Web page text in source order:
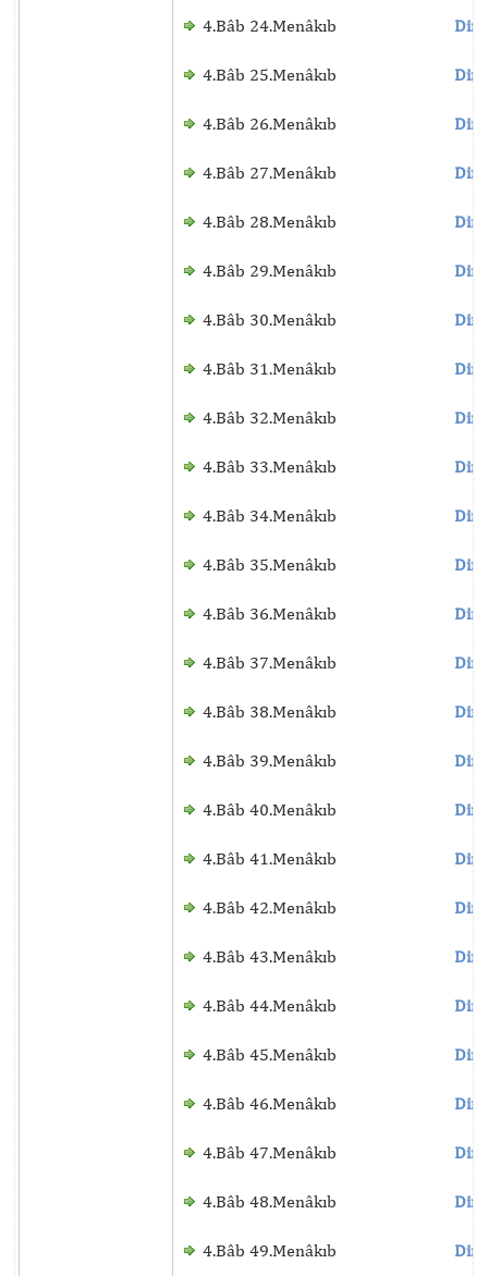
4.Bâb 24.Menâkıb
4.Bâb 25.Menâkıb
4.Bâb 26.Menâkıb
4.Bâb 27.Menâkıb
4.Bâb 28.Menâkıb
4.Bâb 29.Menâkıb
4.Bâb 30.Menâkıb
4.Bâb 31.Menâkıb
4.Bâb 32.Menâkıb
4.Bâb 33.Menâkıb
4.Bâb 34.Menâkıb
4.Bâb 35.Menâkıb
4.Bâb 36.Menâkıb
4.Bâb 37.Menâkıb
4.Bâb 38.Menâkıb
4.Bâb 39.Menâkıb
4.Bâb 40.Menâkıb
4.Bâb 41.Menâkıb
4.Bâb 42.Menâkıb
4.Bâb 43.Menâkıb
4.Bâb 44.Menâkıb
4.Bâb 45.Menâkıb
4.Bâb 46.Menâkıb
4.Bâb 47.Menâkıb
4.Bâb 48.Menâkıb
4.Bâb 49.Menâkıb